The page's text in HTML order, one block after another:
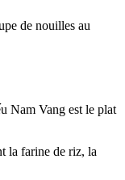
de nouilles au
Nam Vang est le plat
la farine de riz, la